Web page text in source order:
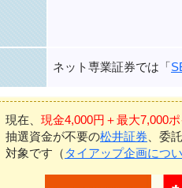
ネット専業証券では「
現在、 現金4,000円＋最大7,000
抽選資金が不要の松井証券 、委
対象です（ タイアップ企画につ